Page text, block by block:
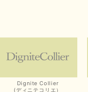
Dignite Collier
(ディニテコリエ）